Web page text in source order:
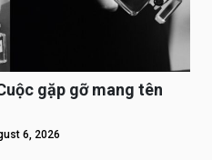
gặp gỡ mang tên
6, 2026